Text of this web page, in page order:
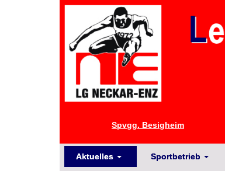
Spvgg. Besigheim
Aktuelles Sportbetrieb